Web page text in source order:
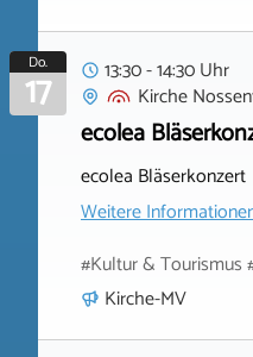
Do.
17
13:30 - 14:30 Uhr
Kirche
ecolea
ecolea Bläserkonzert
Weitere
#Kultur & Tourismus
Kirche-MV